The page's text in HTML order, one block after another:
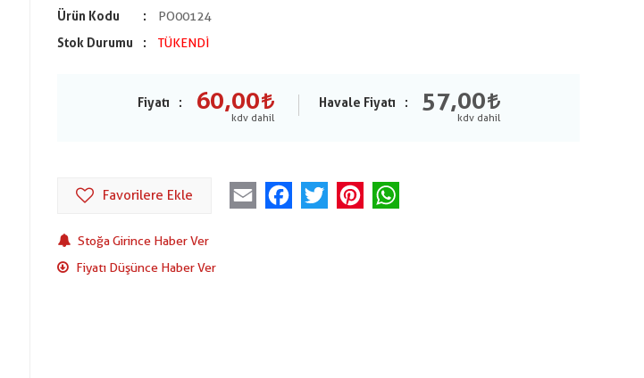
Ürün Kodu
PO00124
Stok Durumu
TÜKENDİ
Fiyatı 60,00 Havale Fiyatı 57,00
Favorilere Ekle Email FacebookTwitter Pinterest
Stoğa Girince Haber Ver
Fiyatı Düşünce Haber Ver